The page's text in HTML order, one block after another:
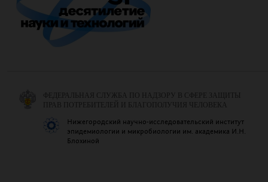
ФЕДЕРАЛЬНАЯ СЛУЖБА ПО НАДЗОРУ В СФЕРЕ ЗАЩИТЫ
ПРАВ ПОТРЕБИТЕЛЕЙ И БЛАГОПОЛУЧИЯ ЧЕЛОВЕКА
Нижегородский научно-исследовательский институт
эпидемиологии и микробиологии им. академика И.Н.
Блохиной